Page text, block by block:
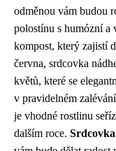
odměnou vám budou
polostínu s humózní a
kompost, který zajistí
června, srdcovka
květů, které se
v pravidelném
je vhodné rostlinu
dalším roce.